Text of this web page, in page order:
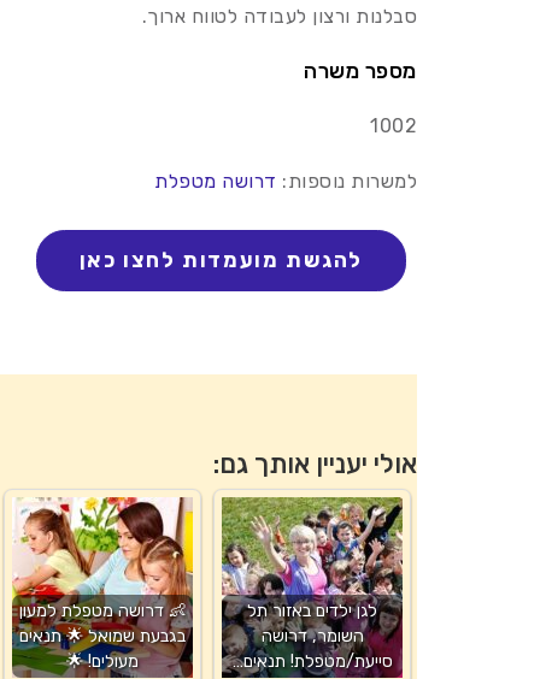
סבלנות ורצון לעבודה לטווח ארוך.
מספר משרה
1002
למשרות נוספות: דרושה מטפלת
אולי יעניין אותך גם:
👶 דרושה מטפלת למעון
בגבעת שמואל 🌟 תנאים
מעולים! 🌟
לגן ילדים באזור תל
השומר, דרושה
סייעת/מטפלת! תנאים…